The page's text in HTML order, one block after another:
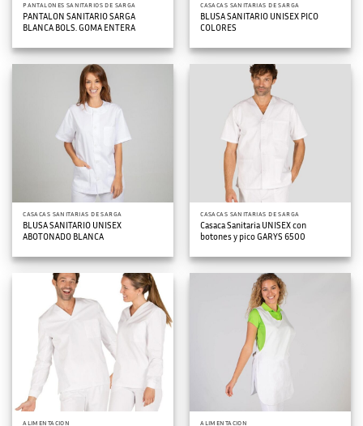
PANTALONES SANITARIOS DE SARGA
PANTALON SANITARIO SARGA
BLANCA BOLS. GOMA ENTERA
CASACAS SANITARIAS DE SARGA
BLUSA SANITARIO UNISEX PICO
COLORES
CASACAS SANITARIAS DE SARGA
BLUSA SANITARIO UNISEX
ABOTONADO BLANCA
CASACAS SANITARIAS DE SARGA
Casaca Sanitaria UNISEX con
botones y pico GARYS 6500
ALIMENTACION ALIMENTACION